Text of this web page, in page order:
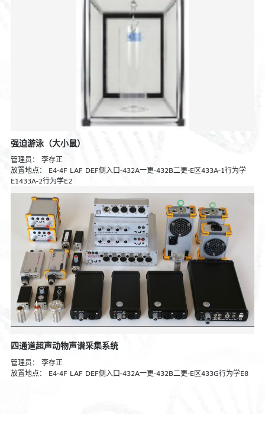
强迫游泳（大小鼠）
管理员： 李存正
放置地点： E4-4F LAF DEF侧入口-432A一更-432B二更-E区433A-1行为学
E1433A-2行为学E2
四通道超声动物声谱采集系统
管理员： 李存正
放置地点： E4-4F LAF DEF侧入口-432A一更-432B二更-E区433G行为学E8